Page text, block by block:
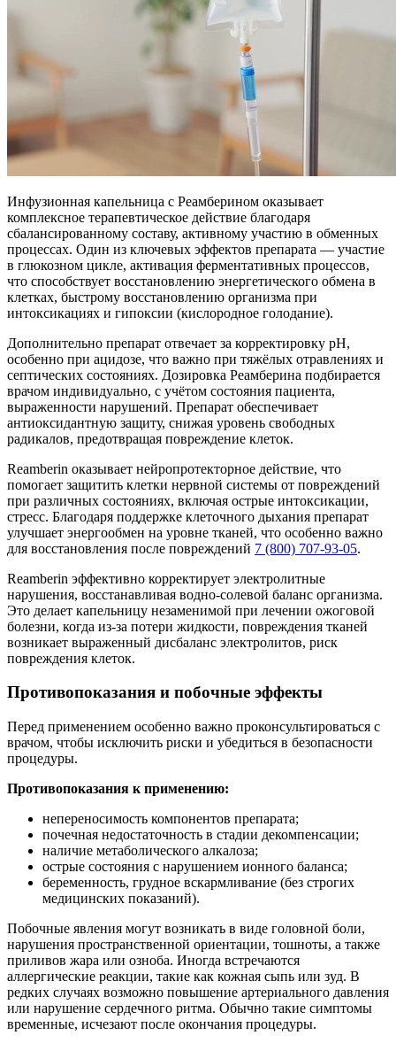
Инфузионная капельница с Реамберином оказывает
комплексное терапевтическое действие благодаря
сбалансированному составу, активному участию в обменных
процессах. Один из ключевых эффектов препарата — участие
в глюкозном цикле, активация ферментативных процессов,
что способствует восстановлению энергетического обмена в
клетках, быстрому восстановлению организма при
интоксикациях и гипоксии (кислородное голодание).
Дополнительно препарат отвечает за корректировку pH,
особенно при ацидозе, что важно при тяжёлых отравлениях и
септических состояниях. Дозировка Реамберина подбирается
врачом индивидуально, с учётом состояния пациента,
выраженности нарушений. Препарат обеспечивает
антиоксидантную защиту, снижая уровень свободных
радикалов, предотвращая повреждение клеток.
Reamberin оказывает нейропротекторное действие, что
помогает защитить клетки нервной системы от повреждений
при различных состояниях, включая острые интоксикации,
стресс. Благодаря поддержке клеточного дыхания препарат
улучшает энергообмен на уровне тканей, что особенно важно
для восстановления после повреждений 7 (800) 707-93-05.
Reamberin эффективно корректирует электролитные
нарушения, восстанавливая водно-солевой баланс организма.
Это делает капельницу незаменимой при лечении ожоговой
болезни, когда из-за потери жидкости, повреждения тканей
возникает выраженный дисбаланс электролитов, риск
повреждения клеток.
Противопоказания и побочные эффекты
Перед применением особенно важно проконсультироваться с
врачом, чтобы исключить риски и убедиться в безопасности
процедуры.
Противопоказания к применению:
непереносимость компонентов препарата;
почечная недостаточность в стадии декомпенсации;
наличие метаболического алкалоза;
острые состояния с нарушением ионного баланса;
беременность, грудное вскармливание (без строгих
медицинских показаний).
Побочные явления могут возникать в виде головной боли,
нарушения пространственной ориентации, тошноты, а также
приливов жара или озноба. Иногда встречаются
аллергические реакции, такие как кожная сыпь или зуд. В
редких случаях возможно повышение артериального давления
или нарушение сердечного ритма. Обычно такие симптомы
временные, исчезают после окончания процедуры.